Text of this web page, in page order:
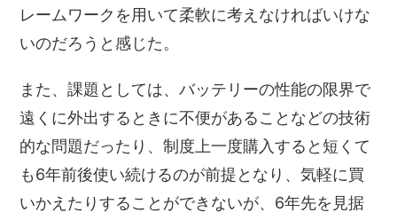
レームワークを用いて柔軟に考えなければいけな
いのだろうと感じた。
また、課題としては、バッテリーの性能の限界で
遠くに外出するときに不便があることなどの技術
的な問題だったり、制度上一度購入すると短くて
も6年前後使い続けるのが前提となり、気軽に買
いかえたりすることができないが、6年先を見据